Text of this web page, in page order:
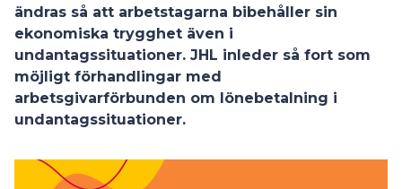
ändras så att arbetstagarna bibehåller sin
ekonomiska trygghet även i
undantagssituationer. JHL inleder så fort som
möjligt förhandlingar med
arbetsgivarförbunden om lönebetalning i
undantagssituationer.